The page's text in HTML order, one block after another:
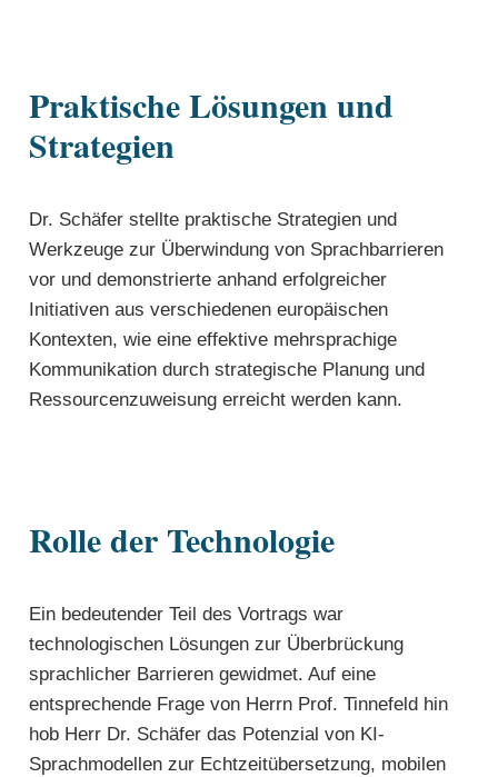
Praktische Lösungen und
Strategien
Dr. Schäfer stellte praktische Strategien und
Werkzeuge zur Überwindung von Sprachbarrieren
vor und demonstrierte anhand erfolgreicher
Initiativen aus verschiedenen europäischen
Kontexten, wie eine effektive mehrsprachige
Kommunikation durch strategische Planung und
Ressourcenzuweisung erreicht werden kann.
Rolle der Technologie
Ein bedeutender Teil des Vortrags war
technologischen Lösungen zur Überbrückung
sprachlicher Barrieren gewidmet. Auf eine
entsprechende Frage von Herrn Prof. Tinnefeld hin
hob Herr Dr. Schäfer das Potenzial von KI-
Sprachmodellen zur Echtzeitübersetzung, mobilen